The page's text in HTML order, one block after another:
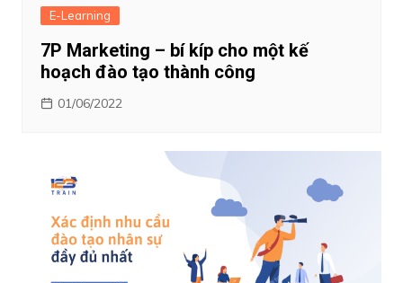
E-Learning
7P Marketing – bí kíp cho một kế
hoạch đào tạo thành công
01/06/2022